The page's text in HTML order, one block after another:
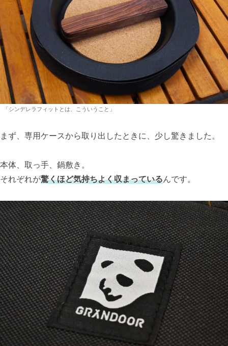
「シンデレラフィットとは、こういうこと」
まず、専用ケースから取り出したときに、少し驚きました。
本体、取っ手、鍋敷き。
それぞれが驚くほど気持ちよく収まっているんです。